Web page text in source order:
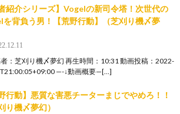
者紹介シリーズ】Vogelの新司令塔！次世代の
を背負う男！【荒野行動】（芝刈り機〆夢
：芝刈り機〆夢幻 再生時間：10:31 動画投稿：2022-
—-↓動画概要—[…]
野行動】悪質な害悪チーターまじでやめろ！！
り機〆夢幻）